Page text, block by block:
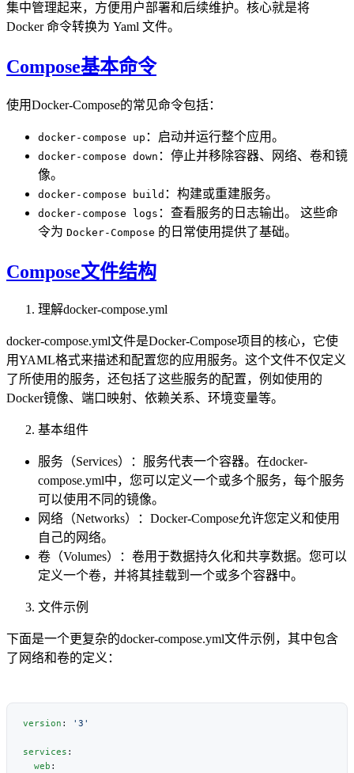
集中管理起来，方便用户部署和后续维护。核心就是将
Docker 命令转换为 Yaml 文件。
Compose基本命令
使用Docker-Compose的常见命令包括：
docker-compose up ：启动并运行整个应用。
docker-compose down ：停止并移除容器、网络、卷和镜
像。
docker-compose build ：构建或重建服务。
docker-compose logs ：查看服务的日志输出。 这些命
令为 Docker-Compose 的日常使用提供了基础。
Compose文件结构
理解docker-compose.yml
docker-compose.yml文件是Docker-Compose项目的核心，它使
用YAML格式来描述和配置您的应用服务。这个文件不仅定义
了所使用的服务，还包括了这些服务的配置，例如使用的
Docker镜像、端口映射、依赖关系、环境变量等。
基本组件
服务（Services）：服务代表一个容器。在docker-
compose.yml中，您可以定义一个或多个服务，每个服务
可以使用不同的镜像。
网络（Networks）：Docker-Compose允许您定义和使用
自己的网络。
卷（Volumes）：卷用于数据持久化和共享数据。您可以
定义一个卷，并将其挂载到一个或多个容器中。
文件示例
下面是一个更复杂的docker-compose.yml文件示例，其中包含
了网络和卷的定义：
version :
services
  web